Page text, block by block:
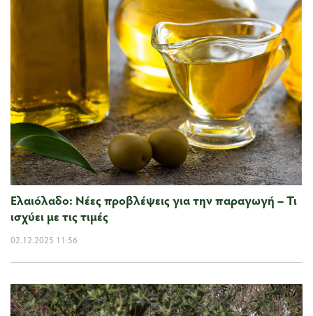
Ελαιόλαδο: Νέες προβλέψεις για την παραγωγή – Τι
ισχύει με τις τιμές
02.12.2025 11:56